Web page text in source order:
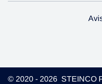
© 2020 - 2026 STEINCO